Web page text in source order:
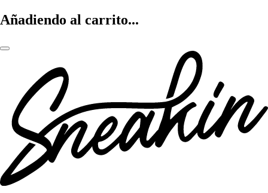
Añadiendo al carrito...